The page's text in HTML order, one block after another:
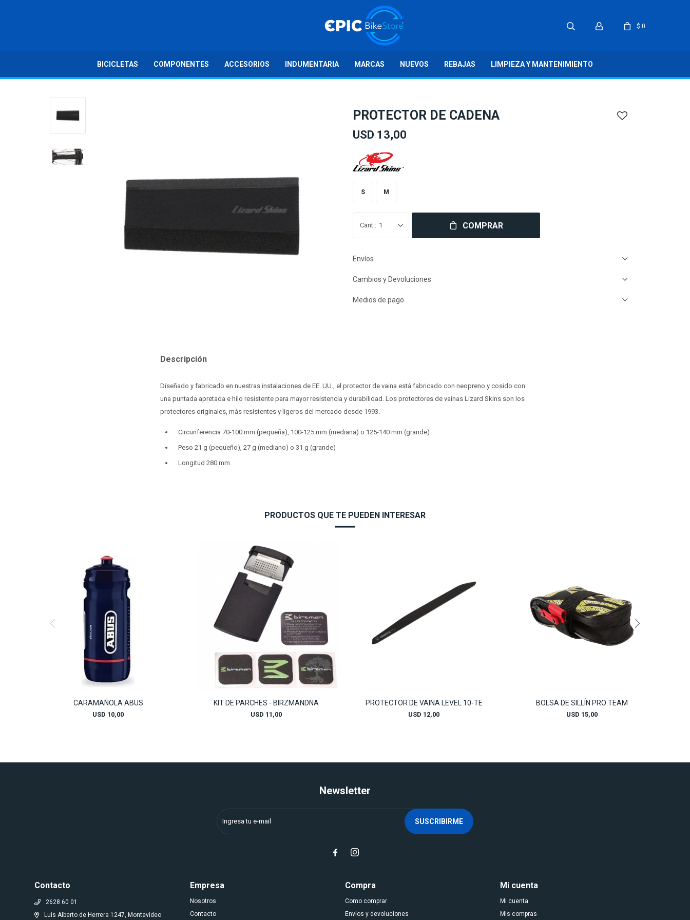
BICICLETAS COMPONENTES ACCESORIOS INDUMENTARIA MARCAS NUEVOS REBAJAS LIMPIEZA Y MANTENIMIENTO
$ 0
PROTECTOR DE CADENA
USD 13,00
S M
1 COMPRAR
Envíos
Cambios y Devoluciones
Medios de pago
Descripción
Diseñado y fabricado en nuestras instalaciones de EE. UU., el protector de vaina está fabricado con neopreno y cosido con
una puntada apretada e hilo resistente para mayor resistencia y durabilidad. Los protectores de vainas Lizard Skins son los
protectores originales, más resistentes y ligeros del mercado desde 1993.
Circunferencia 70-100 mm (pequeña), 100-125 mm (mediana) o 125-140 mm (grande)
Peso 21 g (pequeño), 27 g (mediano) o 31 g (grande)
Longitud 280 mm
PRODUCTOS QUE TE PUEDEN INTERESAR
CARAMAÑOLA ABUS
USD 10,00
KIT DE PARCHES - BIRZMANDNA
USD 11,00
PROTECTOR DE VAINA LEVEL 10-TE
USD 12,00
BOLSA DE SILLÍN PRO TEAM
USD 15,00
Contacto
2628 60 01
Luis Alberto de Herrera 1247, Montevideo
Empresa
Nosotros
Contacto
Compra
Como comprar
Envíos y devoluciones
Mi cuenta
Mi cuenta
Mis compras
Newsletter
SUSCRIBIRME
 